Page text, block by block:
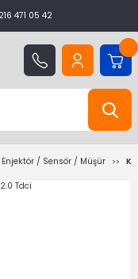
471 05 42
Enjektör / Sensör / Müşür